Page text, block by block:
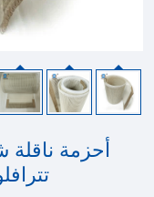
أحزمة ناقلة